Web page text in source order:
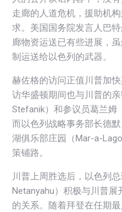
走廊的人道危机，援助机
求。美国国务院发言人巴
廊物资运送已有些进展，
制运送给以色列的武器。
赫佐格的访问正值川普加
访华盛顿期间也与川普的
Stefanik）和参议员葛兰姆
而以色列战略事务部长德
湖俱乐部庄园（Mar-a-
策铺路。
川普上周胜选后，以色列
Netanyahu）积极与川普
的关系。随着拜登在任期